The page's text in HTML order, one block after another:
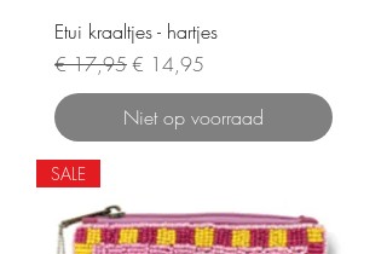
Etui kraaltjes - hartjes
Normale prijs
€ 17,95Verkoopprijs
€ 14,95
Niet op voorraad
SALE